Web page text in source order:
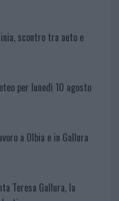
scontro tra auto e
per lunedì 10 agosto
a Olbia e in Gallura
Teresa Gallura, la